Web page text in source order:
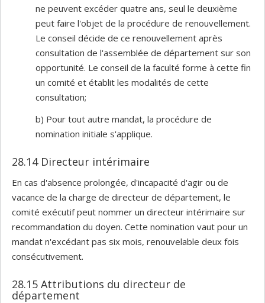
ne peuvent excéder quatre ans, seul le deuxième
peut faire l'objet de la procédure de renouvellement.
Le conseil décide de ce renouvellement après
consultation de l'assemblée de département sur son
opportunité. Le conseil de la faculté forme à cette fin
un comité et établit les modalités de cette
consultation;
b) Pour tout autre mandat, la procédure de
nomination initiale s'applique.
28.14 Directeur intérimaire
En cas d'absence prolongée, d'incapacité d'agir ou de
vacance de la charge de directeur de département, le
comité exécutif peut nommer un directeur intérimaire sur
recommandation du doyen. Cette nomination vaut pour un
mandat n'excédant pas six mois, renouvelable deux fois
consécutivement.
28.15 Attributions du directeur de
département